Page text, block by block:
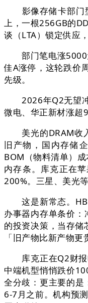
影像存储卡部门型
上，一根256GB的
谈（LTA）锁定供应
部门笔电涨5000
佳A涨停，这轮跌价
先级。
2026年Q2无望冲
微电、华正新材涨超
美光的DRAM收入
旧产物，国内存储
BOM（物料清单）
内存条。库克正在
200%。三星、美光
这是新常态。
办事器内存单条价
的投资决策，当存
「旧产物比新产物
库克正在Q2财报
中端机型悄悄跌价
全分歧：更主要的
6-7月之前。机构预